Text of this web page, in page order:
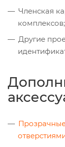
Членская
комплексов;
Другие